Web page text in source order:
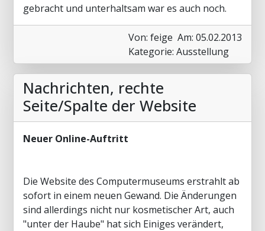
gebracht und unterhaltsam war es auch noch.
Von: feige Am: 05.02.2013
Kategorie: Ausstellung
Nachrichten, rechte
Seite/Spalte der Website
Neuer Online-Auftritt
Die Website des Computermuseums erstrahlt ab
sofort in einem neuen Gewand. Die Änderungen
sind allerdings nicht nur kosmetischer Art, auch
"unter der Haube" hat sich Einiges verändert,